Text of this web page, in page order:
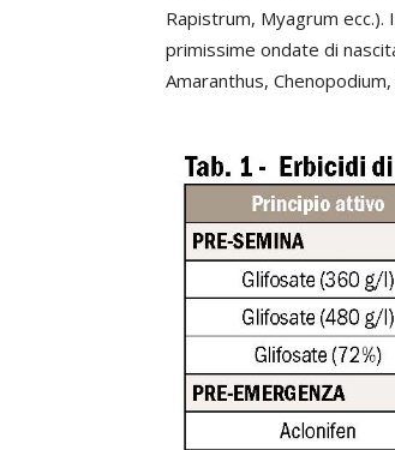
Rapistrum, Myagrum ecc.).
primissime ondate di
Amaranthus, Chenopodium,